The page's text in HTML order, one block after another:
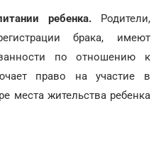
ребенка.Родители,
брака, имеют
по отношению к
право на участие в
места жительства ребенка